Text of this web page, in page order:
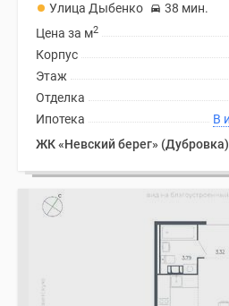
Улица Дыбенко
38 мин.
Цена за м2
Корпус
Этаж
Отделка
Ипотека
ЖК «Невский берег» (Дубровка)